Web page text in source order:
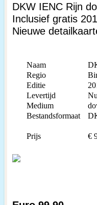
DKW IENC Rijn
Inclusief gratis
Nieuwe
Naam
Regio
Editie
Levertijd
Medium
Bestandsformaat
Prijs €